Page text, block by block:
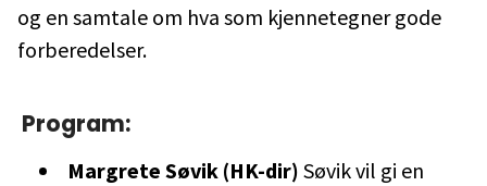
og en samtale om hva som kjennetegner gode
forberedelser.
Program:
Margrete Søvik (HK-dir) Søvik vil gi en